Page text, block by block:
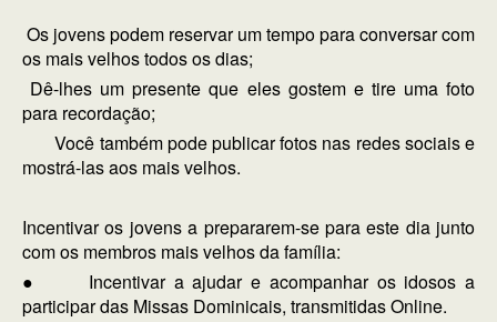
Os jovens podem reservar um tempo para conversar com
os mais velhos todos os dias;
Dê-lhes um presente que eles gostem e tire uma foto
para recordação;
Você também pode publicar fotos nas redes sociais e
mostrá-las aos mais velhos.
Incentivar os jovens a prepararem-se para este dia junto
com os membros mais velhos da família:
● Incentivar a ajudar e acompanhar os idosos a
participar das Missas Dominicais, transmitidas Online.